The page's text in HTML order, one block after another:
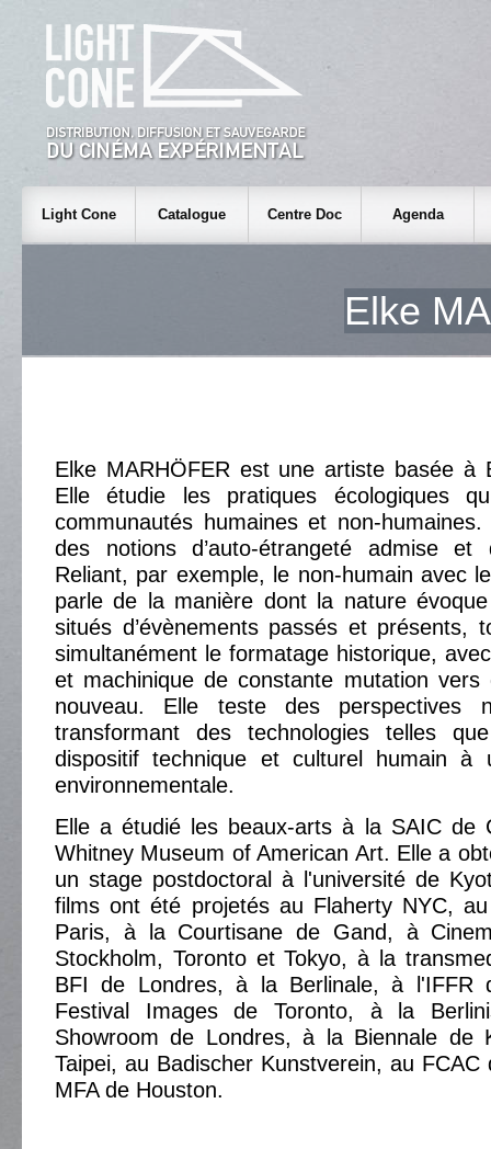
Light Cone Catalogue Centre Doc Agenda
Elke
Elke MARHÖFER est une artiste basée à
Elle étudie les pratiques écologiques
communautés humaines et non-
des notions d’auto-étrangeté admise et
Reliant, par exemple, le non-humain avec
parle de la manière dont la nature
situés d’évènements passés et présents,
simultanément le formatage historique,
et machinique de constante mutation vers
nouveau. Elle teste des perspectives
transformant des technologies telles
dispositif technique et culturel humain à
environnementale.
Elle a étudié les beaux-arts à la SAIC de
Whitney Museum of American Art. Elle a
un stage postdoctoral à l'université de
films ont été projetés au Flaherty NYC,
Paris, à la Courtisane de Gand, à
Stockholm, Toronto et Tokyo, à la
BFI de Londres, à la Berlinale, à l'IFFR
Festival Images de Toronto, à la
Showroom de Londres, à la Biennale de
Taipei, au Badischer Kunstverein, au
MFA de Houston.